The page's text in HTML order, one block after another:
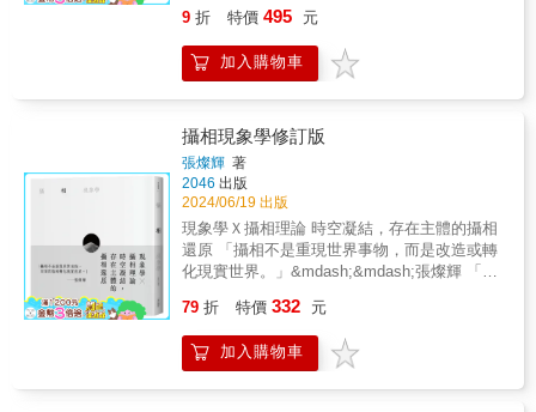
引人，更有想像空間，因為人習慣從背影解讀
拍攝？ A：使用「俯拍」技法 就像是狙擊手在
尋找完美的制高點，可以不受人注意地發現有
趣的視角。 Q：如何拍出「黃色小鴨就在你的
兩指之間」的效果？ A：使用「重疊」技法 如
果照片中的兩個人能夠合而為一，讓觀者困
惑，這張照片就成功了。 ●入門技法 Q：如何
不知不覺拍出「決定性瞬間」？ A：使用「跟
蹤」技法 自然而然地跟蹤一個有趣的人，他可
能會走過一個完美的背景，構成一張完美的照
片。 Q：如何拍出「具有藝術感的照片」？
A：使用「隔層」技法 透過玻璃或其他材質拍
照，增添一種自然的藝術層次，讓畫面多了一
層意義。 Q：如何找出「新的拍攝主題」？
A：使用「鏡射」技法 走過一棟玻璃帷幕大樓
或任何反射影像的表面，你可以貼近它的外
意與技巧的發揮下拓展出數不清的表現手法。
13名專業平面攝影師將親自介紹「蛋」多采多
姿的樣貌及其攝影技法。專業的「鋁箔紙」攝
影表現﹝2022年7月號﹞這是與2022年7月號特
劃。5名攝影師將透過各自的風格表現與「蛋」
同樣近在咫尺的拍攝主體「鋁箔紙」。
或是利用當代科技捕捉前所未有的細節與深
毫無藏私地分享攝影技術。精彩集錦──留下燦
爛的一刻觀察日常生活、城市、偶然發生的瞬
間，展現了攝影師如何捕捉那些短暫而美妙的
逝，更呈現了在光影交錯中產生的無限情感和
故事。在此篇中，更加著重在每個影像的獨具
匠心，讓人更能品味作者對生活的體會，對生
命與攝影的熱情。作者也不忘揭曉色彩饗宴中
她的方式與巧思，無論是初學者還是攝影老
手，在此書中都能收穫良多。
輯技巧等各式各樣必備技能。
9 折 特價 495 元
加入購物車
攝相現象學修訂版
張燦輝 著
2046 出版
2024/06/19 出版
現象學Ｘ攝相理論 時空凝結，存在主體的攝相
還原 「攝相不是重現世界事物，而是改造或轉
化現實世界。」&mdash;&mdash;張燦輝 「從
現象學看世界的活動。 每張相片所呈現的是經
過現象學還原，或攝相還原後的世界， 即是萬
千世界在攝相機轉化的現象&mdash;&mdash;
79 折 特價 332 元
加入購物車